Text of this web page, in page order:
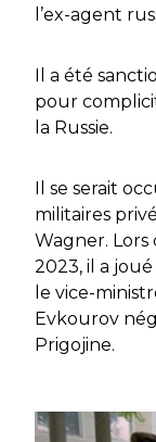
l’ex-agent
Il a été
pour
la Russie.
Il se serait
militaires
Wagner.
2023, il a
le vice-
Evkourov
Prigojine.